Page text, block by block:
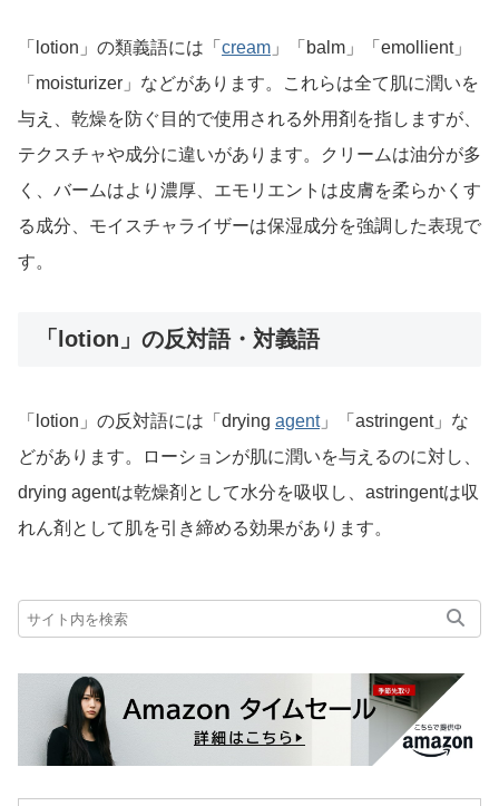
「lotion」の類義語には「 cream 」「balm」「emollient」
「moisturizer」などがあります。これらは全て肌に潤いを
与え、乾燥を防ぐ目的で使用される外用剤を指しますが、
テクスチャや成分に違いがあります。クリームは油分が多
く、バームはより濃厚、エモリエントは皮膚を柔らかくす
る成分、モイスチャライザーは保湿成分を強調した表現で
す。
「lotion」の反対語・対義語
「lotion」の反対語には「drying agent」「astringent」な
どがあります。ローションが肌に潤いを与えるのに対し、
drying agentは乾燥剤として水分を吸収し、astringentは収
れん剤として肌を引き締める効果があります。